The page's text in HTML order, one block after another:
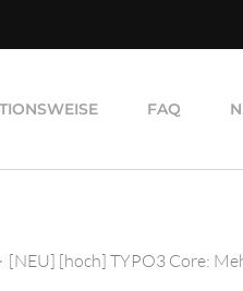
FAQ
[NEU] [hoch] TYPO3 Core: